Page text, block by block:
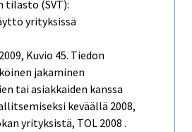
tilasto (SVT):
yrityksissä
Kuvio 45. Tiedon
jakaminen
tai asiakkaiden kanssa
keväällä 2008,
yrityksistä, TOL 2008 .